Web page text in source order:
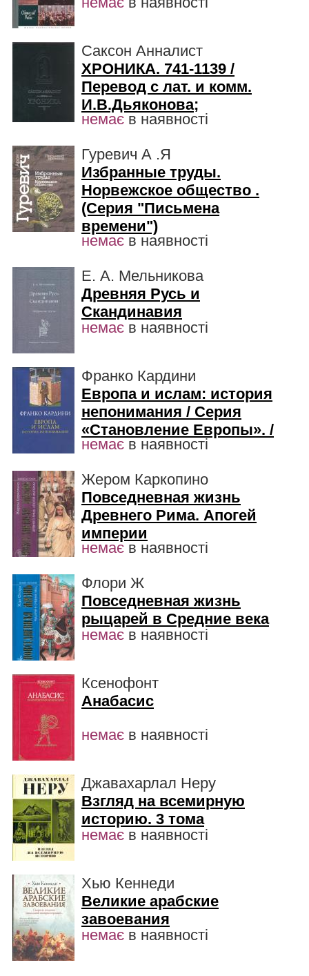
Саксон Анналист
ХРОНИКА. 741-1139 /
Перевод с лат. и комм.
И.В.Дьяконова;
немає в наявності
Гуревич А .Я
Избранные труды.
Норвежское общество .
(Серия "Письмена
времени")
немає в наявності
Е. А. Мельникова
Древняя Русь и
Скандинавия
немає в наявності
Франко Кардини
Европа и ислам: история
непонимания / Серия
«Становление Европы». /
немає в наявності
Жером Каркопино
Повседневная жизнь
Древнего Рима. Апогей
империи
немає в наявності
Флори Ж
Повседневная жизнь
рыцарей в Средние века
немає в наявності
Ксенофонт
Анабасис
немає в наявності
Джавахарлал Неру
Взгляд на всемирную
историю. 3 тома
немає в наявності
Хью Кеннеди
Великие арабские
завоевания
немає в наявності